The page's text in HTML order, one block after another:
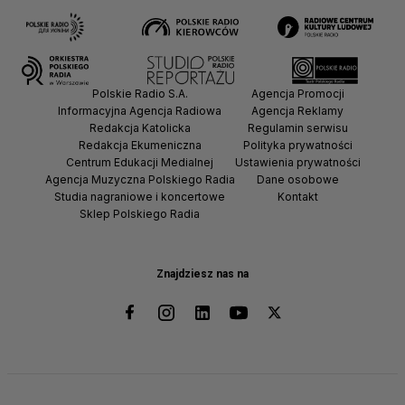
Znajdziesz nas na
Polskie Radio S.A.
Informacyjna Agencja Radiowa
Redakcja Katolicka
Redakcja Ekumeniczna
Centrum Edukacji Medialnej
Agencja Muzyczna Polskiego Radia
Studia nagraniowe i koncertowe
Sklep Polskiego Radia
Agencja Promocji
Agencja Reklamy
Regulamin serwisu
Polityka prywatności
Ustawienia prywatności
Dane osobowe
Kontakt